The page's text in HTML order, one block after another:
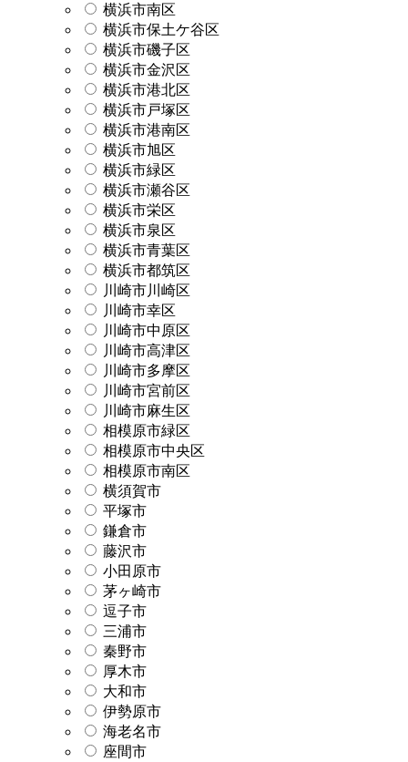
横浜市南区
横浜市保土ケ谷区
横浜市磯子区
横浜市金沢区
横浜市港北区
横浜市戸塚区
横浜市港南区
横浜市旭区
横浜市緑区
横浜市瀬谷区
横浜市栄区
横浜市泉区
横浜市青葉区
横浜市都筑区
川崎市川崎区
川崎市幸区
川崎市中原区
川崎市高津区
川崎市多摩区
川崎市宮前区
川崎市麻生区
相模原市緑区
相模原市中央区
相模原市南区
横須賀市
平塚市
鎌倉市
藤沢市
小田原市
茅ヶ崎市
逗子市
三浦市
秦野市
厚木市
大和市
伊勢原市
海老名市
座間市